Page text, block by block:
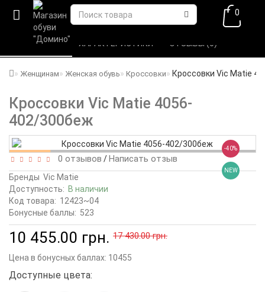
0
Женщинам Женская обувь Кроссовки Кроссовки Vic Matie
Кроссовки Vic Matie 4056-
402/300беж
ВСЕ О ТОВАРЕ ХАРАКТЕРИСТИКИ ОТЗЫВЫ (0)
-40%
NEW
0 отзывов /Написать отзыв
Бренды Vic Matie
Доступность: В наличии
Код товара: 12423~04
Бонусные баллы: 523
10 455.00 грн. 17 430.00 грн.
Цена в бонусных баллах: 10455
Доступные цвета: